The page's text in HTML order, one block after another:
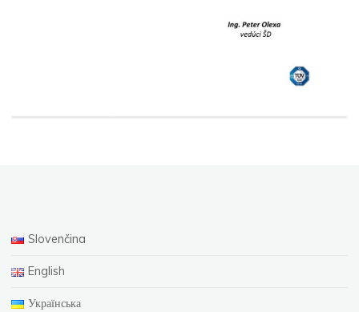
Slovenčina
English
Українська